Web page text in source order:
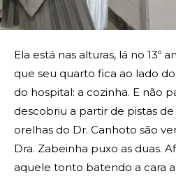
Ela está nas alturas, lá no 13º
que seu quarto fica ao lado
do hospital: a cozinha. E não
descobriu a partir de pistas
orelhas do Dr. Canhoto são
Dra. Zabeinha puxo as duas.
aquele tonto batendo a cara